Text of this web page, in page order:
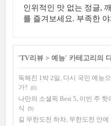
인위적인 맛 없는 정글,
를 즐겨보세요. 부족한
'TV리뷰 > 예능' 카테고리의
독해진 1박 2일, 다시 국민 예능
가?
(0)
나만의 소셜픽 Best 5, 이빈 주 핫
식
(5)
길 무한도전 하차, 무한도전 안에